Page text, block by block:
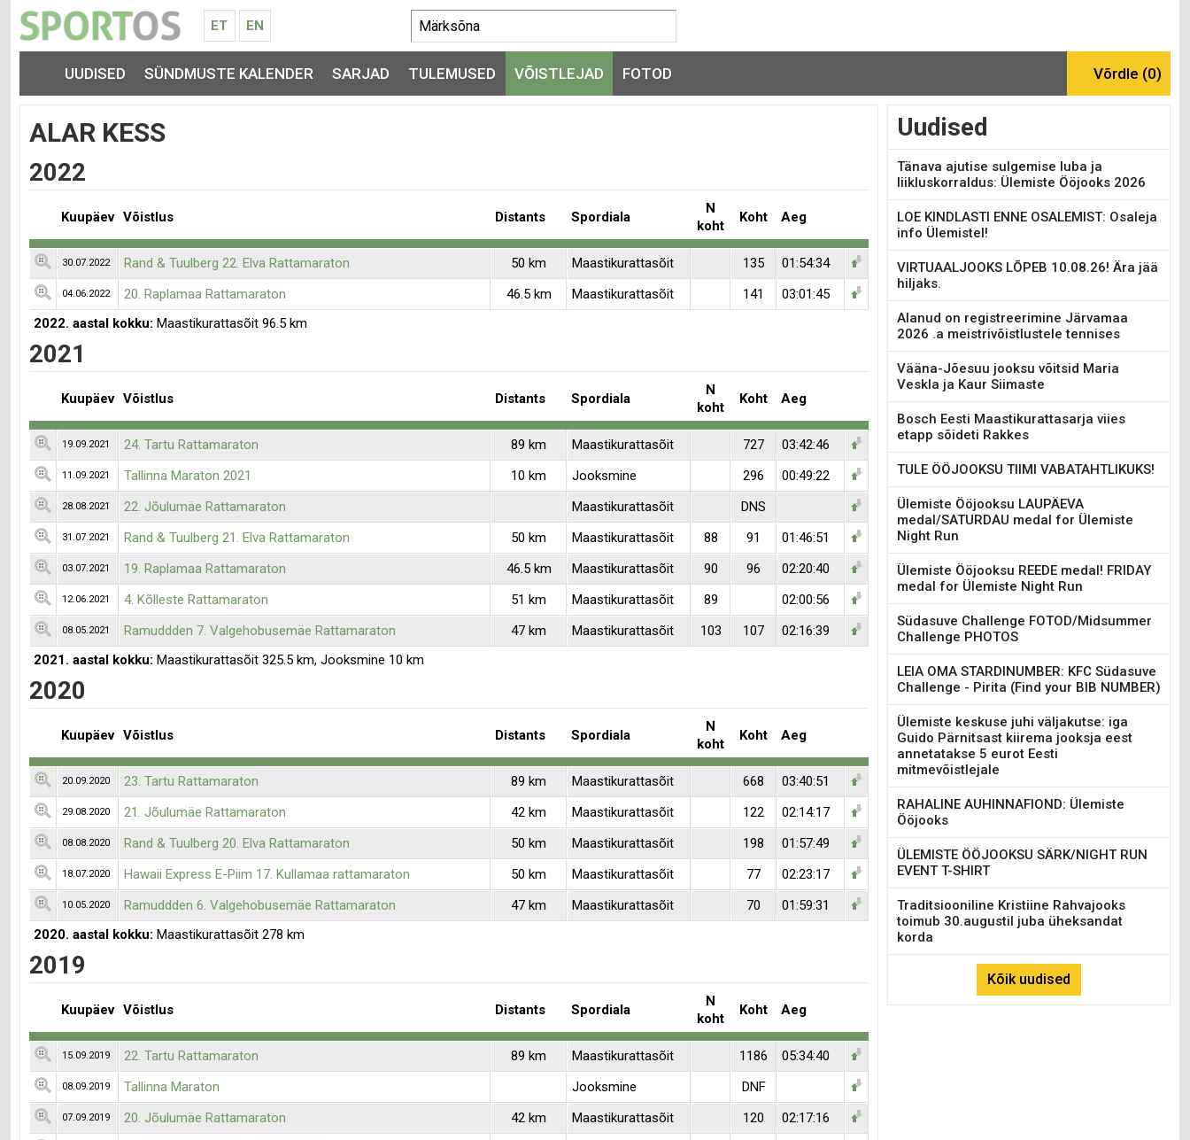
ET EN
UUDISED SÜNDMUSTE KALENDER SARJAD TULEMUSED VÕISTLEJAD FOTOD
ALAR KESS
2022
Kuupäev Võistlus Distants Spordiala
N
koht
Koht Aeg
30.07.2022 Rand & Tuulberg 22. Elva Rattamaraton 50 km Maastikurattasõit 135 01:54:34
04.06.2022 20. Raplamaa Rattamaraton 46.5 km Maastikurattasõit 141
03:01:45
2022. aastal kokku: Maastikurattasõit 96.5 km
2021
Kuupäev Võistlus Distants Spordiala
N
koht
Koht Aeg
19.09.2021 24. Tartu Rattamaraton 89 km Maastikurattasõit 727 03:42:46
11.09.2021 Tallinna Maraton 2021 10 km Jooksmine 296 00:49:22
28.08.2021 22. Jõulumäe Rattamaraton Maastikurattasõit DNS
31.07.2021 Rand & Tuulberg 21. Elva Rattamaraton 50 km Maastikurattasõit 88 91 01:46:51
03.07.2021 19. Raplamaa Rattamaraton 46.5 km Maastikurattasõit 90 96 02:20:40
12.06.2021 4. Kõlleste Rattamaraton 51 km Maastikurattasõit 89 02:00:56
08.05.2021 Ramuddden 7. Valgehobusemäe Rattamaraton 47 km Maastikurattasõit 103 107
02:16:39
2021. aastal kokku: Maastikurattasõit 325.5 km, Jooksmine 10 km
2020
Kuupäev Võistlus Distants Spordiala
N
koht
Koht Aeg
20.09.2020 23. Tartu Rattamaraton 89 km Maastikurattasõit 668 03:40:51
29.08.2020 21. Jõulumäe Rattamaraton 42 km Maastikurattasõit 122 02:14:17
08.08.2020 Rand & Tuulberg 20. Elva Rattamaraton 50 km Maastikurattasõit 198 01:57:49
18.07.2020 Hawaii Express E-Piim 17. Kullamaa rattamaraton 50 km Maastikurattasõit 77 02:23:17
10.05.2020 Ramuddden 6. Valgehobusemäe Rattamaraton 47 km Maastikurattasõit 70
01:59:31
2020. aastal kokku: Maastikurattasõit 278 km
2019
Kuupäev Võistlus Distants Spordiala
N
koht
Koht Aeg
15.09.2019 22. Tartu Rattamaraton 89 km Maastikurattasõit 1186 05:34:40
08.09.2019 Tallinna Maraton Jooksmine DNF
07.09.2019 20. Jõulumäe Rattamaraton 42 km Maastikurattasõit 120 02:17:16
Uudised
Tänava ajutise sulgemise luba ja
liikluskorraldus: Ülemiste Ööjooks 2026
LOE KINDLASTI ENNE OSALEMIST: Osaleja
info Ülemistel!
VIRTUAALJOOKS LÕPEB 10.08.26! Ära jää
hiljaks.
Alanud on registreerimine Järvamaa
2026 .a meistrivõistlustele tennises
Vääna-Jõesuu jooksu võitsid Maria
Veskla ja Kaur Siimaste
Bosch Eesti Maastikurattasarja viies
etapp sõideti Rakkes
TULE ÖÖJOOKSU TIIMI VABATAHTLIKUKS!
Ülemiste Ööjooksu LAUPÄEVA
medal/SATURDAU medal for Ülemiste
Night Run
Ülemiste Ööjooksu REEDE medal! FRIDAY
medal for Ülemiste Night Run
Südasuve Challenge FOTOD/Midsummer
Challenge PHOTOS
LEIA OMA STARDINUMBER: KFC Südasuve
Challenge - Pirita (Find your BIB NUMBER)
Ülemiste keskuse juhi väljakutse: iga
Guido Pärnitsast kiirema jooksja eest
annetatakse 5 eurot Eesti
mitmevõistlejale
RAHALINE AUHINNAFIOND: Ülemiste
Ööjooks
ÜLEMISTE ÖÖJOOKSU SÄRK/NIGHT RUN
EVENT T-SHIRT
Traditsiooniline Kristiine Rahvajooks
toimub 30.augustil juba üheksandat
korda
Kõik uudised